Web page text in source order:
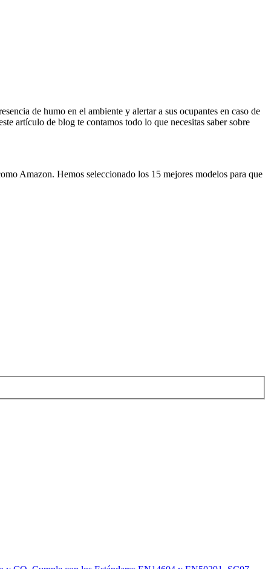
de humo en el ambiente y alertar a sus ocupantes en caso de
artículo de blog te contamos todo lo que necesitas saber sobre
Amazon. Hemos seleccionado los 15 mejores modelos para que